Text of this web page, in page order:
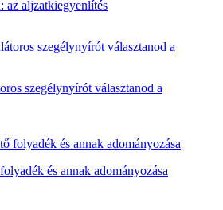
az aljzatkiegyenlítés
szegélynyírót választanod a
és annak adományozása